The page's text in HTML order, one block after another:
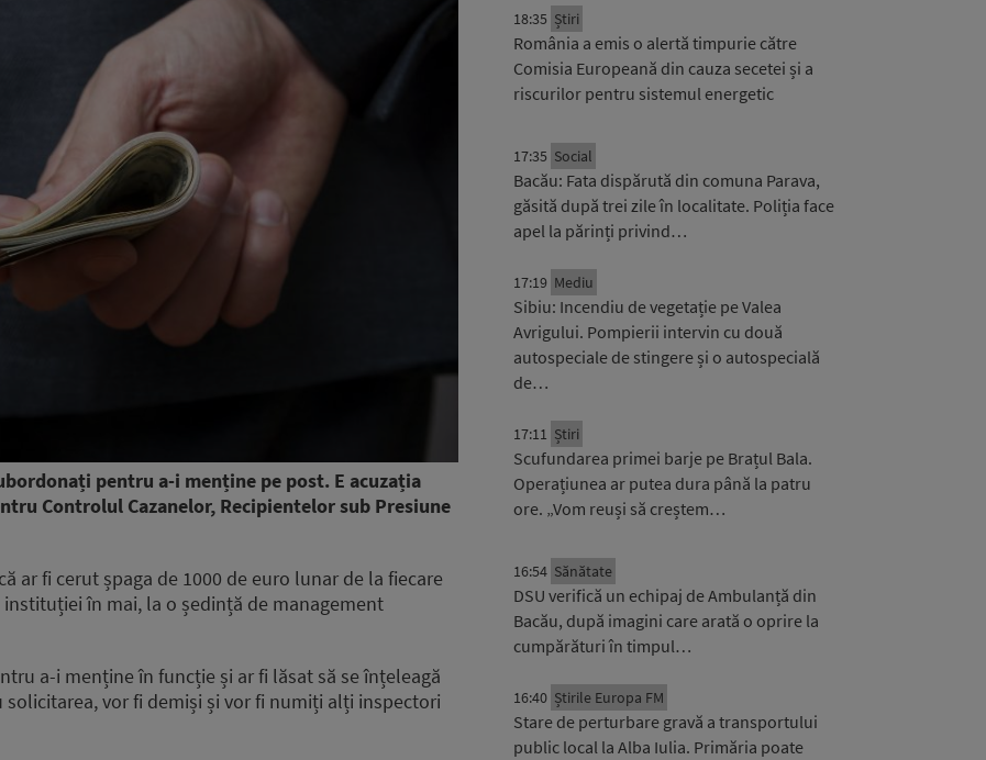
pentru a-i menține pe post. E acuzația
Controlul Cazanelor, Recipientelor sub Presiune
ar fi cerut șpaga de 1000 de euro lunar de la fiecare
în mai, la o ședință de management
a-i menține în funcție și ar fi lăsat să se înțeleagă
vor fi demiși și vor fi numiți alți inspectori
18:35 Știri
România a emis o alertă timpurie către
Comisia Europeană din cauza secetei și a
riscurilor pentru sistemul energetic
17:35 Social
Bacău: Fata dispărută din comuna Parava,
găsită după trei zile în localitate. Poliția face
apel la părinți privind…
17:19 Mediu
Sibiu: Incendiu de vegetație pe Valea
Avrigului. Pompierii intervin cu două
autospeciale de stingere și o autospecială
de…
17:11 Știri
Scufundarea primei barje pe Brațul Bala.
Operațiunea ar putea dura până la patru
ore. „Vom reuși să creștem…
16:54 Sănătate
DSU verifică un echipaj de Ambulanță din
Bacău, după imagini care arată o oprire la
cumpărături în timpul…
16:40 Știrile Europa FM
Stare de perturbare gravă a transportului
public local la Alba Iulia. Primăria poate